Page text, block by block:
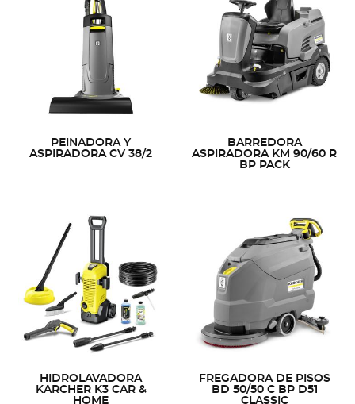
PEINADORA Y
ASPIRADORA CV 38/2
BARREDORA
ASPIRADORA KM 90/60 R
BP PACK
HIDROLAVADORA
KARCHER K3 CAR &
HOME
FREGADORA DE PISOS
BD 50/50 C BP D51
CLASSIC